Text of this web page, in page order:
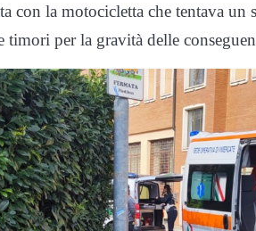
con la motocicletta che tentava un
timori per la gravità delle